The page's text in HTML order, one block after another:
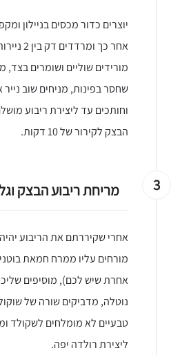
אחר כך
מורידים שוליים ושומרים
שחסר בפינות, מניחים שוב
וחותכים עד ליצירת ריבוע
הבצק לקירור של 10 דקות.
3 מריחת ריבוע הבצק
אחרי שקיררתם את הריבוע יהיה
מורחים עליו ממרח חמאת
אחרת שיש לכם), מוסיפים
נוטלה, מדביקים שורה של
טבעיים לא מומלחים לשקולד
ליצירת רולדה יפה.